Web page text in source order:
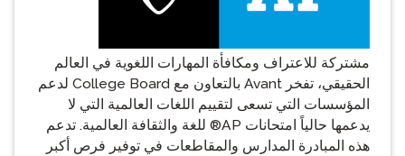
مشتركة للاعتراف ومكافأة المهارات اللغوية في العالم
الحقيقي، تفخر Avant بالتعاون مع College Board لدعم
المؤسسات التي تسعى لتقييم اللغات العالمية التي لا
يدعمها حالياً امتحانات AP® للغة والثقافة العالمية. تدعم
هذه المبادرة المدارس والمقاطعات في توفير فرص أكبر